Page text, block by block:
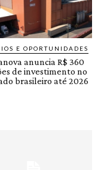
E OPORTUNIDADES
anuncia R$ 360
de investimento no
brasileiro até 2026